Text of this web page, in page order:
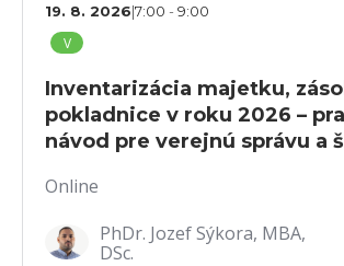
19. 8. 2026|7:00 - 9:00
V
Inventarizácia majetku,
pokladnice v roku 2026 –
návod pre verejnú správu a
Online
PhDr. Jozef Sýkora, MBA,
DSc.